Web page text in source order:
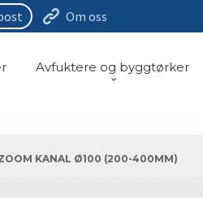
Om oss
Avfuktere og byggtørker
KANAL Ø100 (200-400MM)